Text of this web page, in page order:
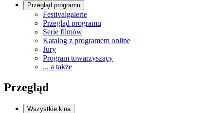
Przegląd programu
Festivalgalerie
Przegląd programu
Serie filmów
Katalog z programem online
Jury
Program towarzyszący
... a także
Przegląd
Wszystkie kina